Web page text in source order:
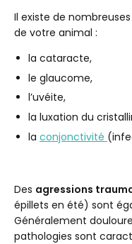
Il existe de
de votre animal :
la cataracte,
le glaucome,
l’uvéite,
la luxation du
la conjonctivité
Des agressions
épillets en été) sont
Généralement
pathologies sont